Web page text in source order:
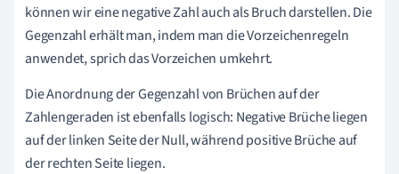
können wir eine negative Zahl auch als Bruch darstellen. Die
Gegenzahl erhält man, indem man die Vorzeichenregeln
anwendet, sprich das Vorzeichen umkehrt.
Die Anordnung der Gegenzahl von Brüchen auf der
Zahlengeraden ist ebenfalls logisch: Negative Brüche liegen
auf der linken Seite der Null, während positive Brüche auf
der rechten Seite liegen.